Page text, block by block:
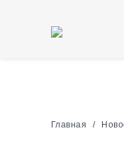
Главная